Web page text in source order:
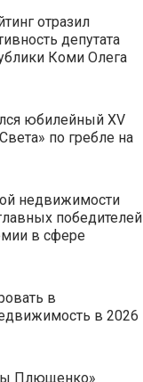
отразил
депутата
Коми Олега
юбилейный XV
по гребле на
недвижимости
победителей
в сфере
в
в 2026
Плющенко»